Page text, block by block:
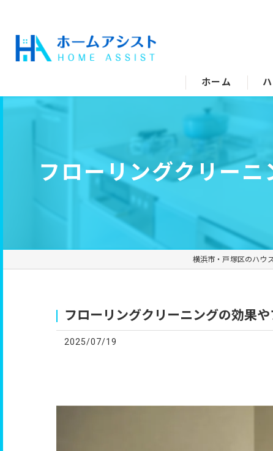
ホーム
エ
洗
フローリングクリー
横浜市・戸塚区のハウ
フローリングクリーニングの効果
2025/07/19